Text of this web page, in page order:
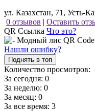
ул. Казахстан, 71, Усть-
0 отзывов | Оставить
QR Ссылка Что это?
Нашли ошибку?
Поднять в топ
Количество просмотров:
За сегодня: 0
За неделю: 0
За месяц: 0
За все время: 3